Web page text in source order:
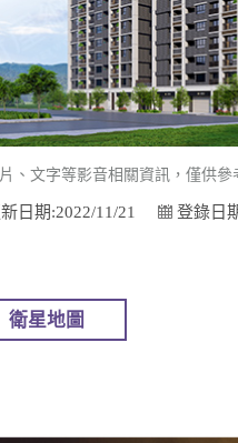
、文字等影音相關資訊，僅供參
新日期:2022/11/21 登錄日
衛星地圖